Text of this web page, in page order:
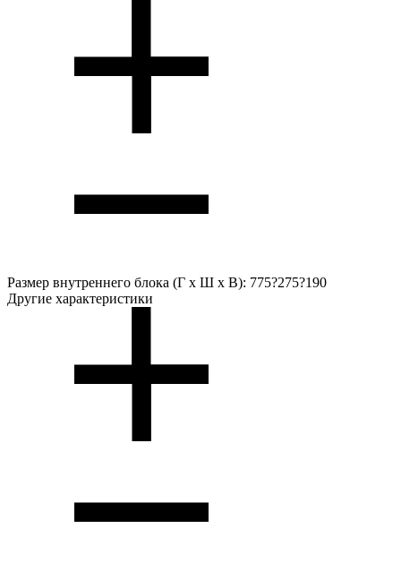
Размер внутреннего блока (Г х Ш х В): 775?275?190
Другие характеристики